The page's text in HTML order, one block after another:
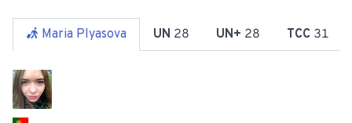
Maria Plyasova UN 28 UN+ 28 TCC 31